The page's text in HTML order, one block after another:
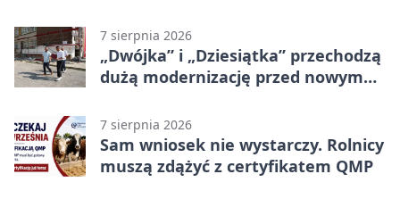
7 sierpnia 2026
„Dwójka” i „Dziesiątka” przechodzą
dużą modernizację przed nowym
7 sierpnia 2026
Sam wniosek nie wystarczy. Rolnicy
muszą zdążyć z certyfikatem QMP